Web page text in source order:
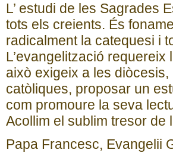
L’ estudi de les Sagrades
tots els creients. És
radicalment la catequesi i
L’evangelització
això exigeix a les
catòliques, proposar un
com promoure la seva
Acollim el sublim tresor de
Papa Francesc, Evangelii